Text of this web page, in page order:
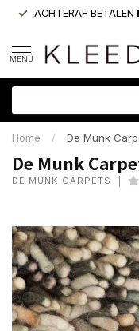
ACHTERAF BETALEN
MENU
Home / De Munk
De Munk
DE MUNK CARPETS